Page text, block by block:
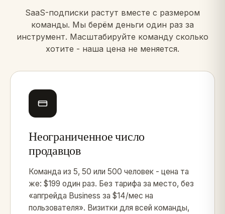
SaaS-подписки растут вместе с размером
команды. Мы берём деньги один раз за
инструмент. Масштабируйте команду сколько
хотите - наша цена не меняется.
Неограниченное число
продавцов
Команда из 5, 50 или 500 человек - цена та
же: $199 один раз. Без тарифа за место, без
«апгрейда Business за $14/мес на
пользователя». Визитки для всей команды,